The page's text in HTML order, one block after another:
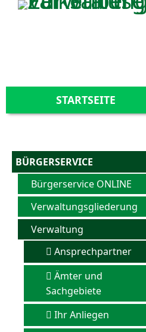
Zum Inhalt,zur Navigationoder
STARTSEITE
BÜRGERSERVICE
Bürgerservice ONLINE
Verwaltungsgliederung
Verwaltung
Ansprechpartner
Ämter und
Sachgebiete
Ihr Anliegen